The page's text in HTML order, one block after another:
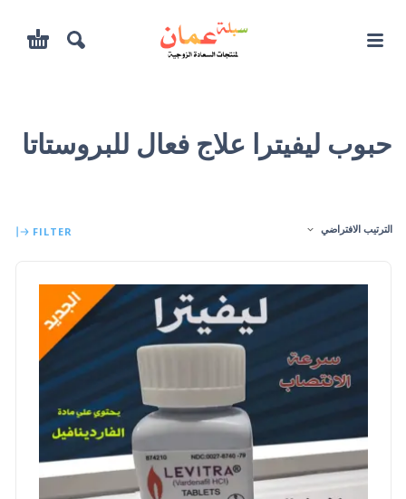
حبوب ليفيترا علاج فعال للبروستاتا
الترتيب الافتراضي FILTER